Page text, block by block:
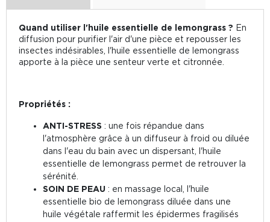
Quand utiliser l'huile essentielle de lemongrass ? En
diffusion pour purifier l'air d'une pièce et repousser les
insectes indésirables, l'huile essentielle de lemongrass
apporte à la pièce une senteur verte et citronnée.
Propriétés :
ANTI-STRESS : une fois répandue dans
l'atmosphère grâce à un diffuseur à froid ou diluée
dans l'eau du bain avec un dispersant, l'huile
essentielle de lemongrass permet de retrouver la
sérénité.
SOIN DE PEAU : en massage local, l'huile
essentielle bio de lemongrass diluée dans une
huile végétale raffermit les épidermes fragilisés